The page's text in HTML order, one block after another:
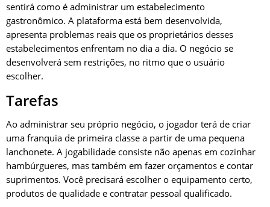
sentirá como é administrar um estabelecimento
gastronômico. A plataforma está bem desenvolvida,
apresenta problemas reais que os proprietários desses
estabelecimentos enfrentam no dia a dia. O negócio se
desenvolverá sem restrições, no ritmo que o usuário
escolher.
Tarefas
Ao administrar seu próprio negócio, o jogador terá de criar
uma franquia de primeira classe a partir de uma pequena
lanchonete. A jogabilidade consiste não apenas em cozinhar
hambúrgueres, mas também em fazer orçamentos e contar
suprimentos. Você precisará escolher o equipamento certo,
produtos de qualidade e contratar pessoal qualificado.